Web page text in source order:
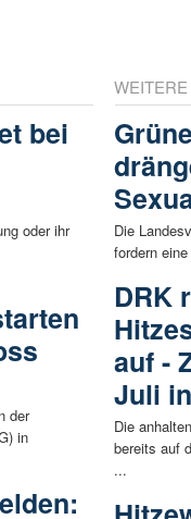
bei
oder ihr
der
in
Die
fordern
DRK
auf -
Juli
Die
bereits auf
...